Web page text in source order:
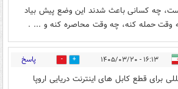
چه کسانی باعث شدند این وضع پیش بیاد
وقت حمله کنه، چه وقت محاصره کنه و ... .
۱۶:۱۳ - ۱۴۰۵/۰۳/۲۰ 0 پاسخ
برای قطع کابل های اینترنت دریایی اروپا